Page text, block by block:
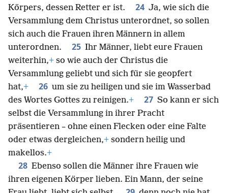
Körpers, dessen Retter er ist.
24 Ja, wie sich die
Versammlung dem Christus unterordnet, so sollen
sich auch die Frauen ihren Männern in allem
unterordnen.
25 Ihr Männer, liebt eure Frauen
weiterhin,+ so wie auch der Christus die
Versammlung geliebt und sich für sie geopfert
hat,+ 26 um sie zu heiligen und sie im Wasserbad
des Wortes Gottes zu reinigen.+ 27 So kann er sich
selbst die Versammlung in ihrer Pracht
präsentieren – ohne einen Flecken oder eine Falte
oder etwas dergleichen,+ sondern heilig und
makellos.+
28 Ebenso sollen die Männer ihre Frauen wie
ihren eigenen Körper lieben. Ein Mann, der seine